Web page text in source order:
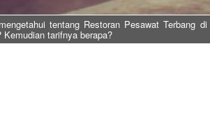
tentang Restoran Pesawat Terbang
tarifnya berapa?